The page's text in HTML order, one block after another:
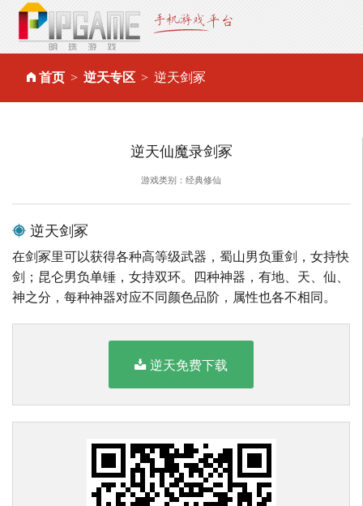
首页 逆天专区 逆天剑冢
逆天仙魔录剑冢
游戏类别：经典修仙
逆天剑冢
在剑冢里可以获得各种高等级武器，蜀山男负重剑，女持快
剑；昆仑男负单锤，女持双环。四种神器，有地、天、仙、
神之分，每种神器对应不同颜色品阶，属性也各不相同。
逆天免费下载